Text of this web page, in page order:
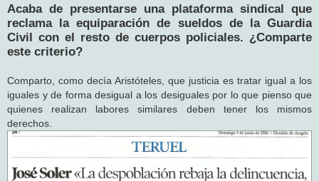
Acaba de presentarse una plata­forma sindical que
reclama la equiparación de sueldos de la Guardia
Civil con el resto de cuerpos policiales. ¿Comparte
este criterio?
Comparto, como decía Aristóteles, que justicia es tratar igual a los
iguales y de forma desigual a los desiguales por lo que pienso que
quienes realizan labores similares deben tener los mismos
derechos.